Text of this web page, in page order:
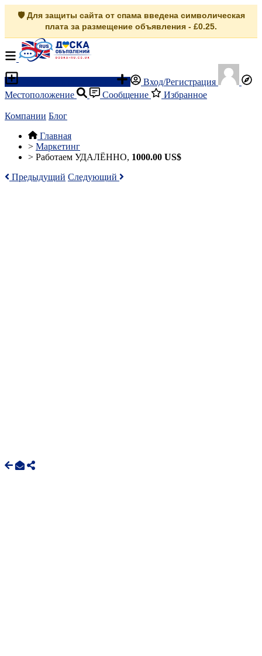
🛡️ Для защиты сайта от спама введена символическая
плата за размещение объявления - £0.25.
Вход/Регистрация
Местоположение
Сообщение Избранное
Компании Блог
Главная
> Маркетинг
> Работаем УДАЛЁННО, 1000.00 US$
Предыдущий Следующий